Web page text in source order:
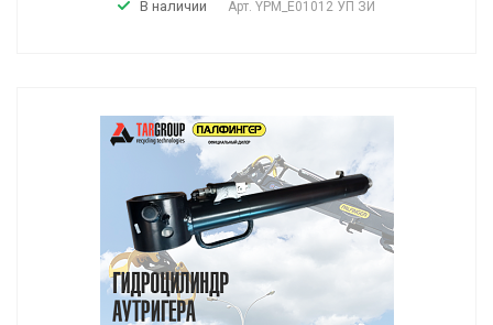
В наличии Арт. YPM_E01012 УП ЗИ